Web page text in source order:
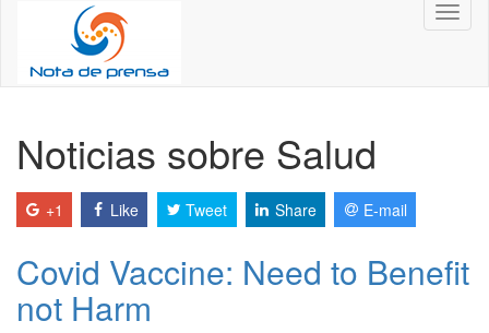
Noticias sobre Salud
+1 Like Tweet Share E-mail
Covid Vaccine: Need to Benefit
not Harm